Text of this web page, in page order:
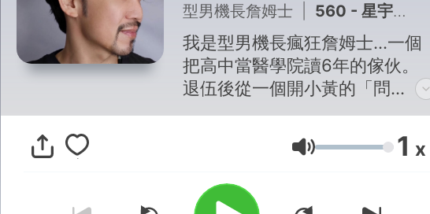
型男機長詹姆士 560 - 星宇霸凌Me too (5)｜機務也吹哨，星宇飛安比你我想像還更可怕
我是型男機長瘋狂詹姆士...一個
把高中當醫學院讀6年的傢伙。
退伍後從一個開小黃的「問
講」，一路到實現開飛機的夢
想，成為台灣少數擁有美國CFI飛
行教練執照、在美國執教過的機
師，並在30歲時當上全台灣最年
輕的機長。 離開台灣成為外籍機
音量 1 x